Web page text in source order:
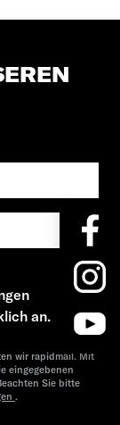
an.
wir rapidmail. Mit
eingegebenen
Sie bitte
.